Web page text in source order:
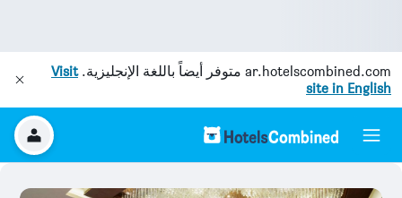
ar.hotelscombined.com متوفر أيضاً باللغة الإنجليزية.Visit
site in English